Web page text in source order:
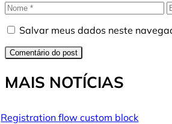
Nome
Salvar meus dados neste
MAIS NOTÍCIAS
Registration flow custom block